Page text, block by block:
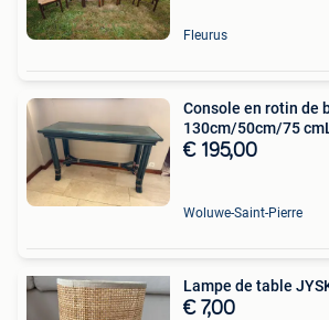
Fleurus
Console en rotin de
130cm/50cm/75
€ 195,00
Woluwe-Saint-Pierre
Lampe de table
€ 7,00